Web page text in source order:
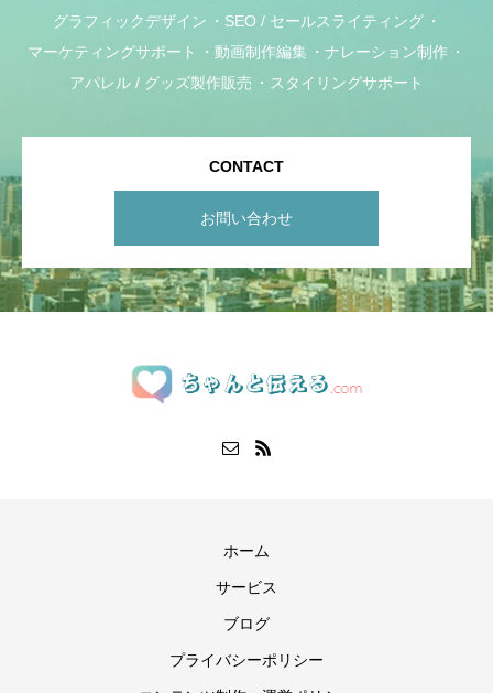
グラフィックデザイン
SEO / セールスライティング
マーケティングサポート
動画制作編集
ナレーション制作
アパレル / グッズ製作販売
スタイリングサポート
CONTACT
お問い合わせ
ホーム
サービス
ブログ
プライバシーポリシー